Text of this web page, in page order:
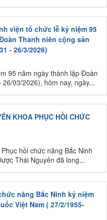
viện tổ chức lễ kỷ niệm 95
Thanh niên cộng sản
- 26/3/2026)
95 năm ngày thành lập Đoàn
03/2026), hôm nay, ngày...
KHOA PHỤC HỒI CHỨC
hồi chức năng Bắc Ninh
Thái Nguyên đã long...
năng Bắc Ninh kỷ niệm
Việt Nam ( 27/2/1955-